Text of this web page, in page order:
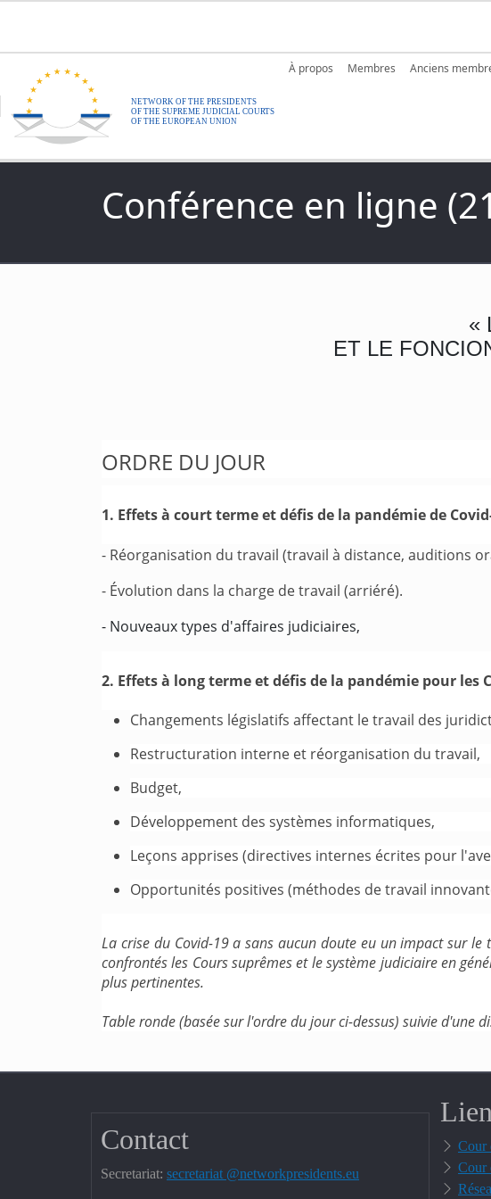
Main
À propos Membres Anciens
Conférence en ligne
«
ET LE
ORDRE DU JOUR
1. Effets à court terme et défis de la pandémie de
- Réorganisation du travail (travail à distance, auditions
- Évolution dans la charge de travail (arriéré).
- Nouveaux types d'affaires judiciaires,
2. Effets à long terme et défis de la pandémie pour les
Changements législatifs affectant le travail des
Restructuration interne et réorganisation du travail,
Budget,
Développement des systèmes informatiques,
Leçons apprises (directives internes écrites pour
Opportunités positives (méthodes de travail
La crise du Covid-19 a sans aucun doute eu un impact sur
confrontés les Cours suprêmes et le système judiciaire en
plus pertinentes.
Table ronde (basée sur l'ordre du jour ci-dessus) suivie d'une
Contact
Secretariat: secretariat @networkpresidents.eu
Cour
Cour